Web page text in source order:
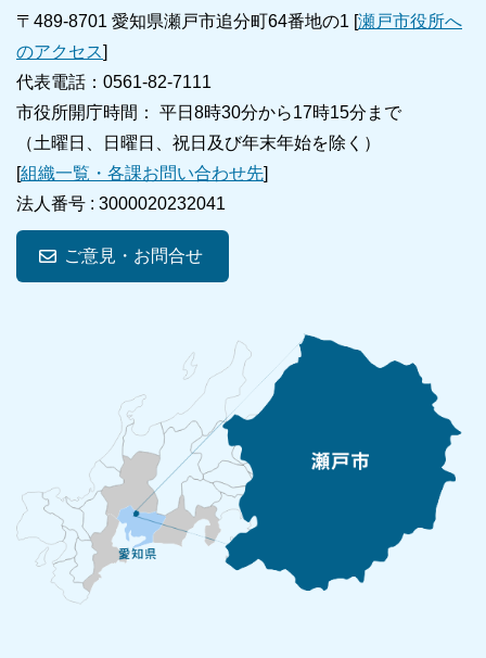
〒489-8701 愛知県瀬戸市追分町64番地の1 [瀬戸市役所へ
のアクセス]
代表電話：0561-82-7111
市役所開庁時間： 平日8時30分から17時15分まで
（土曜日、日曜日、祝日及び年末年始を除く）
[組織一覧・各課お問い合わせ先]
法人番号 : 3000020232041
ご意見・お問合せ